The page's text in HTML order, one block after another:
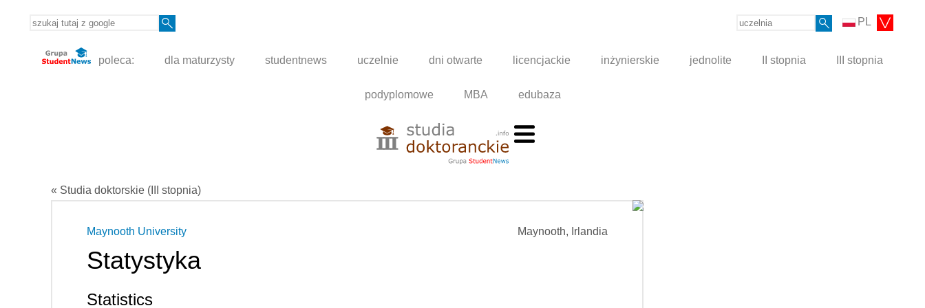
PL
poleca: dla maturzysty studentnews uczelnie dni otwarte licencjackie inżynierskie jednolite II stopnia III stopnia
podyplomowe MBA edubaza
« Studia doktorskie (III stopnia)
Maynooth, Irlandia
Maynooth University
Statystyka
Statistics